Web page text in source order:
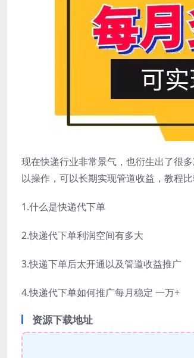
现在快递行业非常景气，也衍生出了很
以操作，可以长期实现管道收益，教程
1.什么是快递代下单
2.快递代下单利润空间有多大
3.快递下单后太开通以及管道收益推广
4.快递代下单如何推广每月稳定 一万+
资源下载地址